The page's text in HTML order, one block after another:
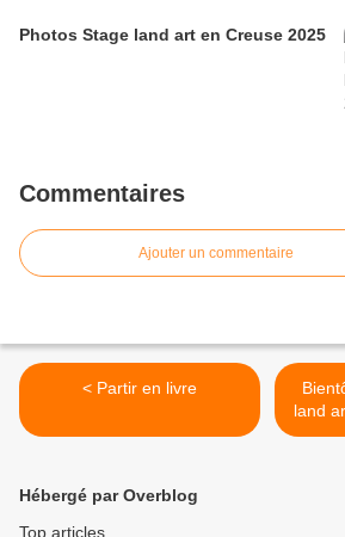
Photos Stage land art en Creuse 2025
Commentaires
Ajouter un commentaire
< Partir en livre
land
Hébergé par Overblog
Top articles